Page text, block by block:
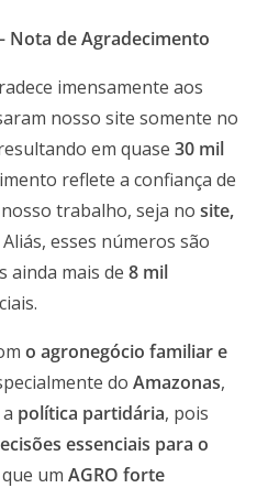
Nota de Agradecimento
imensamente aos
nosso site somente no
em quase 30 mil
reflete a confiança de
trabalho, seja no site,
Aliás, esses números são
ainda mais de 8 mil
o agronegócio familiar e
do Amazonas,
política partidária, pois
essenciais para o
um AGRO forte